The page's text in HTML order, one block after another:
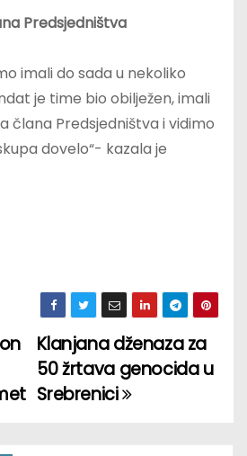
Predsjedništva
imali do sada u nekoliko
je time bio obilježen, imali
člana Predsjedništva i vidimo
dovelo“- kazala je
Klanjana dženaza za
50 žrtava genocida u
Srebrenici